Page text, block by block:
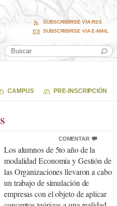
SUBSCRIBIRSE VIA RSS
SUBSCRIBIRSE VIA E-MAIL
CAMPUS PRE-INSCRIPCIÓN
COMENTAR
Los alumnos de 5to año de la
modalidad Economía y Gestión de
las Organizaciones llevaron a cabo
un trabajo de simulación de
empresas con el objeto de aplicar